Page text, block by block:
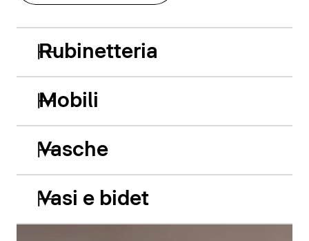
Rubinetteria
Mobili
Vasche
Vasi e bidet